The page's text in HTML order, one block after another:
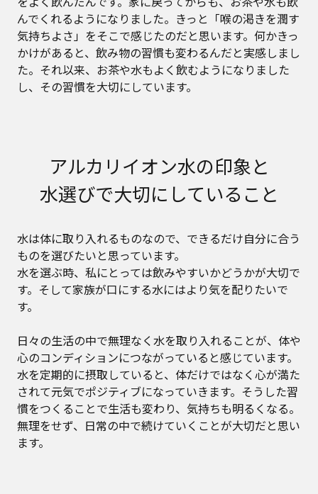
んでくれるようになりました。きっと「喉の渇きを潤す
気持ちよさ」をそこで感じたのだと思います。何かきっ
かけがあると、飲み物の習慣も変わるんだと実感しまし
た。それ以来、お茶や水もよく飲むようになりました
し、その習慣を大切にしています。
アルカリイオン水の印象と
水選びで大切にしていること
水は体に取り入れるものなので、できるだけ自分に合う
ものを選びたいと思っています。
水を選ぶ時、私にとっては飲みやすいかどうかが大切で
す。そして家族が口にする水にはより気を配りたいで
す。
日々の生活の中で無理なく水を取り入れることが、体や
心のコンディションにつながっていると感じています。
水を定期的に摂取していると、体だけではなく心が満た
されて元気でポジティブになっていきます。そうした習
慣をつくることで生活も変わり、気持ちも明るくなる。
無理をせず、日常の中で続けていくことが大切だと思い
ます。